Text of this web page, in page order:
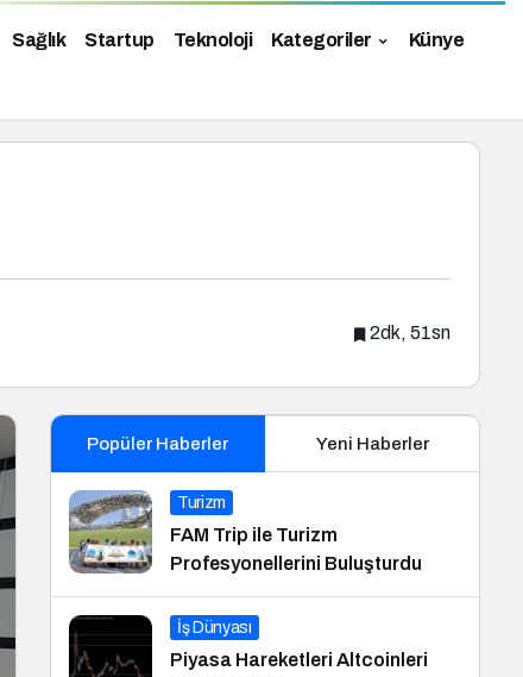
Sağlık Startup Teknoloji Kategoriler Künye
2dk, 51sn
Popüler Haberler Yeni Haberler
Turizm
FAM Trip ile Turizm
Profesyonellerini Buluşturdu
İş Dünyası
Piyasa Hareketleri Altcoinleri